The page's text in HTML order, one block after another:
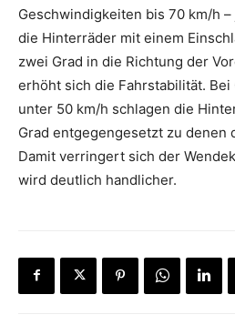
Geschwindigkeiten bis 70 km/h
die Hinterräder mit einem
zwei Grad in die Richtung der
erhöht sich die Fahrstabilität.
unter 50 km/h schlagen die
Grad entgegengesetzt zu denen
Damit verringert sich der
wird deutlich handlicher.